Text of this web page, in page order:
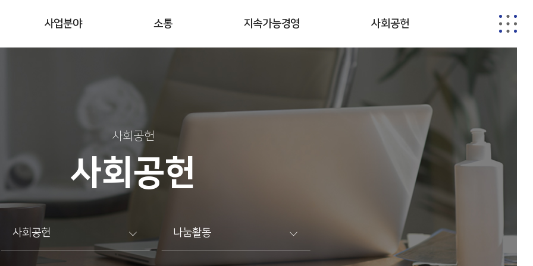
사업분야 소통 지속가능경영 사회공헌
사회공헌
사회공헌
사회공헌 나눔활동